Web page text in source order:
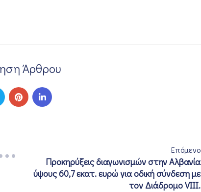
Άρθρου
Επόμενο
Προκηρύξεις διαγωνισμών στην Αλβανία
ύψους 60,7 εκατ. ευρώ για οδική σύνδεση με
τον Διάδρομο VIII.